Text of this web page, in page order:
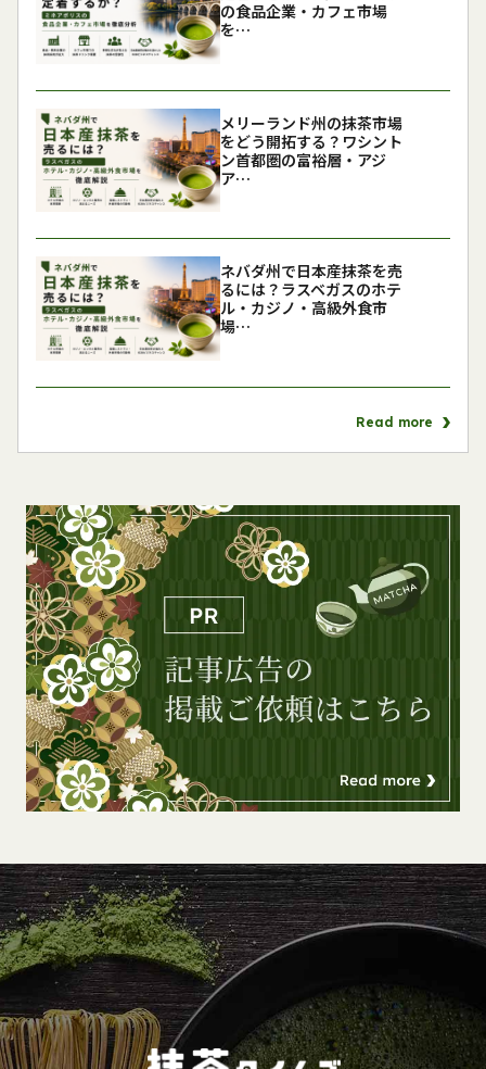
の食品企業・カフェ市場
を…
メリーランド州の抹茶市場
をどう開拓する？ワシント
ン首都圏の富裕層・アジ
ア…
ネバダ州で日本産抹茶を売
るには？ラスベガスのホテ
ル・カジノ・高級外食市
場…
Read more